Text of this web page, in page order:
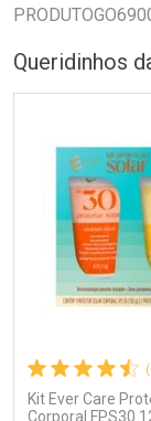
Queridinhos
Kit Ever Care
Corporal FPS30